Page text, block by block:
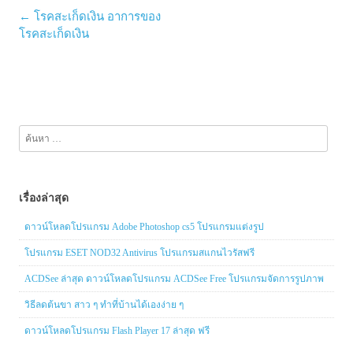
Post
navigation
← โรคสะเก็ดเงิน อาการของ
โรคสะเก็ดเงิน
สำหรับ:
เรื่องล่าสุด
ดาวน์โหลดโปรแกรม Adobe Photoshop cs5 โปรแกรมแต่งรูป
โปรแกรม ESET NOD32 Antivirus โปรแกรมสแกนไวรัสฟรี
ACDSee ล่าสุด ดาวน์โหลดโปรแกรม ACDSee Free โปรแกรมจัดการรูปภาพ
วิธีลดต้นขา สาว ๆ ทำที่บ้านได้เองง่าย ๆ
ดาวน์โหลดโปรแกรม Flash Player 17 ล่าสุด ฟรี